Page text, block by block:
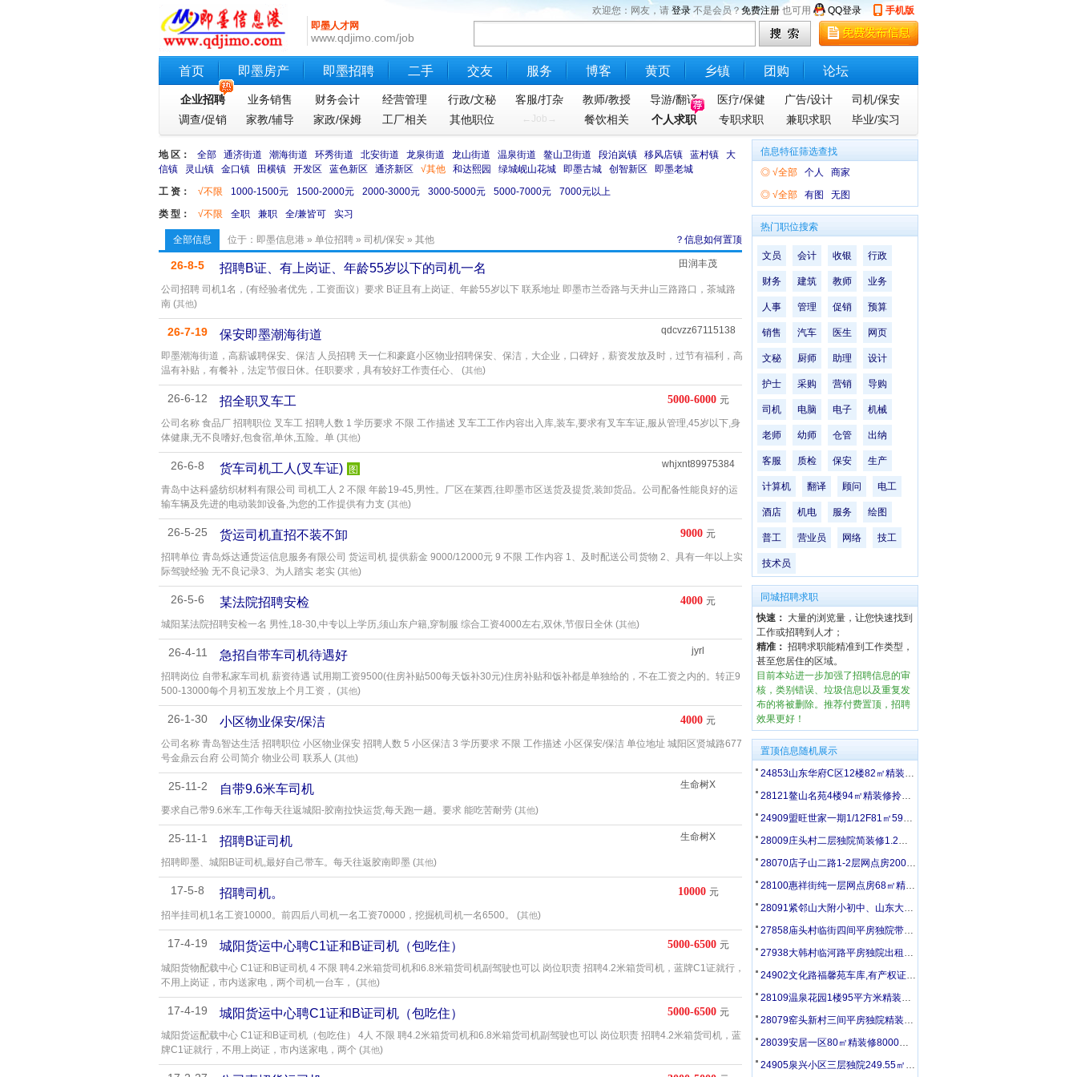
即墨人才网
www.qdjimo.com/job
欢迎您：网友，请 登录 不是会员？免费注册 也可用 QQ登录 手机版
首页 即墨房产 即墨招聘 二手 交友 服务 博客 黄页 乡镇 团购 论坛
企业招聘 业务销售 财务会计 经营管理 行政/文秘 客服/打杂 教师/教授 导游/翻译 医疗/保健 广告/设计
司机/保安
调查/促销
家教/辅导 家政/保姆 工厂相关 其他职位 ←Job→ 餐饮相关 个人求职 专职求职 兼职求职 毕业/实习
地 区： 全部 通济街道 潮海街道 环秀街道 北安街道 龙泉街道 龙山街道 温泉街道 鳌山卫街道 段泊岚镇 移风店镇 蓝村镇
大
信镇
灵山镇 金口镇 田横镇 开发区 蓝色新区 通济新区 √其他 和达熙园 绿城岘山花城 即墨古城 创智新区
即墨老城
工 资：
√不限 1000-1500元 1500-2000元 2000-3000元 3000-5000元 5000-7000元
7000元以上
类 型：
√不限 全职 兼职 全/兼皆可 实习
全部信息 位于： 即墨信息港 » 单位招聘 » 司机/保安 » 其他 ？信息如何置顶
26-8-5 招聘B证、有上岗证、年龄55岁以下的司机一名 田润丰茂
公司招聘 司机1名，(有经验者优先，工资面议）要求 B证且有上岗证、年龄55岁以下 联系地址 即墨市兰岙路与天井山三路路口，茶城路
南 (其他)
26-7-19 保安即墨潮海街道 qdcvzz67115138
即墨潮海街道，高薪诚聘保安、保洁 人员招聘 天一仁和豪庭小区物业招聘保安、保洁，大企业，口碑好，薪资发放及时，过节有福利，高
温有补贴，有餐补，法定节假日休。任职要求，具有较好工作责任心、 (其他)
26-6-12 招全职叉车工 5000-6000 元
公司名称 食品厂 招聘职位 叉车工 招聘人数 1 学历要求 不限 工作描述 叉车工工作内容出入库,装车,要求有叉车车证,服从管理,45岁以下,身
体健康,无不良嗜好,包食宿,单休,五险。单 (其他)
26-6-8 货车司机工人(叉车证) 图 whjxnt89975384
青岛中达科盛纺织材料有限公司 司机工人 2 不限 年龄19-45,男性。厂区在莱西,往即墨市区送货及提货,装卸货品。公司配备性能良好的运
输车辆及先进的电动装卸设备,为您的工作提供有力支 (其他)
26-5-25 货运司机直招不装不卸 9000 元
招聘单位 青岛烁达通货运信息服务有限公司 货运司机 提供薪金 9000/12000元 9 不限 工作内容 1、及时配送公司货物 2、具有一年以上实
际驾驶经验 无不良记录3、为人踏实 老实 (其他)
26-5-6 某法院招聘安检 4000 元
城阳某法院招聘安检一名 男性,18-30,中专以上学历,须山东户籍,穿制服 综合工资4000左右,双休,节假日全休 (其他)
26-4-11 急招自带车司机待遇好 jyrl
招聘岗位 自带私家车司机 薪资待遇 试用期工资9500(住房补贴500每天饭补30元)住房补贴和饭补都是单独给的，不在工资之内的。转正9
500-13000每个月初五发放上个月工资， (其他)
26-1-30 小区物业保安/保洁 4000 元
公司名称 青岛智达生活 招聘职位 小区物业保安 招聘人数 5 小区保洁 3 学历要求 不限 工作描述 小区保安/保洁 单位地址 城阳区贤城路677
号金鼎云台府 公司简介 物业公司 联系人 (其他)
25-11-2 自带9.6米车司机 生命树X
要求自己带9.6米车,工作每天往返城阳-胶南拉快运货,每天跑一趟。要求 能吃苦耐劳 (其他)
25-11-1 招聘B证司机 生命树X
招聘即墨、城阳B证司机,最好自己带车。每天往返胶南即墨 (其他)
17-5-8 招聘司机。 10000 元
招半挂司机1名工资10000。前四后八司机一名工资70000，挖掘机司机一名6500。 (其他)
17-4-19 城阳货运中心聘C1证和B证司机（包吃住） 5000-6500 元
城阳货物配载中心 C1证和B证司机 4 不限 聘4.2米箱货司机和6.8米箱货司机副驾驶也可以 岗位职责 招聘4.2米箱货司机，蓝牌C1证就行，
不用上岗证，市内送家电，两个司机一台车， (其他)
17-4-19 城阳货运中心聘C1证和B证司机（包吃住） 5000-6500 元
城阳货运配载中心 C1证和B证司机（包吃住） 4人 不限 聘4.2米箱货司机和6.8米箱货司机副驾驶也可以 岗位职责 招聘4.2米箱货司机，蓝
牌C1证就行，不用上岗证，市内送家电，两个 (其他)
信息特征筛选查找
◎ √全部 个人
商家
◎ √全部 有图 无图
热门职位搜索
文员 会计 收银 行政
财务 建筑 教师 业务
人事 管理 促销 预算
销售 汽车 医生 网页
文秘 厨师 助理 设计
护士 采购 营销 导购
司机 电脑 电子 机械
老师 幼师 仓管 出纳
客服 质检 保安 生产
计算机 翻译 顾问 电工
酒店 机电 服务 绘图
普工 营业员 网络 技工
技术员
同城招聘求职
快速： 大量的浏览量，让您快速找到
工作或招聘到人才；
精准： 招聘求职能精准到工作类型，
甚至您居住的区域。
目前本站进一步加强了招聘信息的审
核，类别错误、垃圾信息以及重复发
布的将被删除。推荐付费置顶，招聘
效果更好！
置顶信息随机展示
24853山东华府C区12楼82㎡精装修带家具家电50万出售
28121鳌山名苑4楼94㎡精装修拎包入住1.5万/年出租
24909盟旺世家一期1/12F81㎡59万出售
28009庄头村二层独院简装修1.2万/年出租可议价
28070店子山二路1-2层网点房200㎡精装修4万/年出租
28100惠祥街纯一层网点房68㎡精装修1.6万/年出租
28091紧邻山大附小初中、山东大学二层独院200㎡1.8万/年
27858庙头村临街四间平房独院带厢房精装修8000元/年出租
27938大韩村临河路平房独院出租带大院子门前停车便利
24902文化路福馨苑车库,有产权证,24平方米,8万出售
28109温泉花园1楼95平方米精装修6800元/年出租
28079窑头新村三间平房独院精装修1万/年出租
28039安居一区80㎡精装修8000元/年出租
24905泉兴小区三层独院249.55㎡精装修155万出售